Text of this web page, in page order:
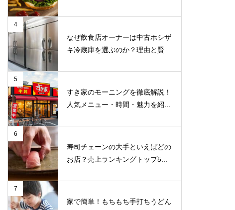
4
なぜ飲食店オーナーは中古ホシザ
キ冷蔵庫を選ぶのか？理由と賢...
5
すき家のモーニングを徹底解説！
人気メニュー・時間・魅力を紹...
6
寿司チェーンの大手といえばどの
お店？売上ランキングトップ5...
7
家で簡単！もちもち手打ちうどん